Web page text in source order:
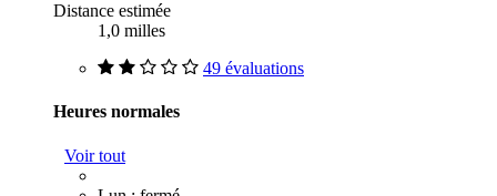
Distance estimée
1,0 milles
49 évaluations
Heures normales
Voir tout